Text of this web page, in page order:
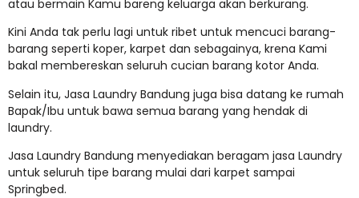
atau bermain Kamu bareng keluarga akan berkurang.
Kini Anda tak perlu lagi untuk ribet untuk mencuci barang-
barang seperti koper, karpet dan sebagainya, krena Kami
bakal membereskan seluruh cucian barang kotor Anda.
Selain itu, Jasa Laundry Bandung juga bisa datang ke rumah
Bapak/Ibu untuk bawa semua barang yang hendak di
laundry.
Jasa Laundry Bandung menyediakan beragam jasa Laundry
untuk seluruh tipe barang mulai dari karpet sampai
Springbed.